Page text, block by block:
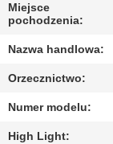
NAMI
Miejsce
pochodzenia:
Nazwa handlowa:
Orzecznictwo:
Numer modelu:
High Light: